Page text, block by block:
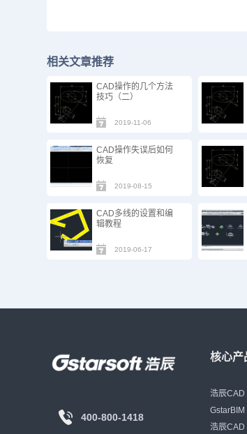
相关文章推荐
CAD操作的几个方法
技巧（二）
2019-11-06
CAD操作失误后如何
恢复
2019-08-15
CAD多线的设置和编
辑教程
2019-06-17
400-800-1418
核心产
浩辰CAD
GstarBIM
浩辰CAD